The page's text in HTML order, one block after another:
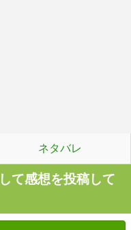
ネタバレ
て感想を投稿して